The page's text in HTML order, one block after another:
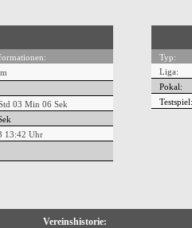
03 Min 06 Sek
13:42 Uhr
Typ:
Liga:
Pokal:
Testspiel:
Vereinshistorie: